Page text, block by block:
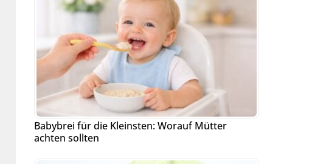
Babybrei für die Kleinsten: Worauf Mütter
achten sollten